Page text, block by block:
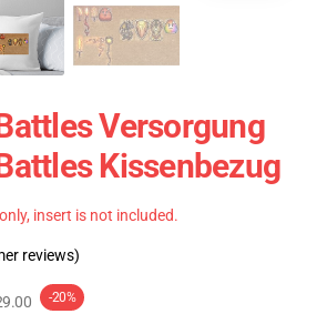
Versorgung
Kissenbezug
insert is not included.
reviews)
-20%